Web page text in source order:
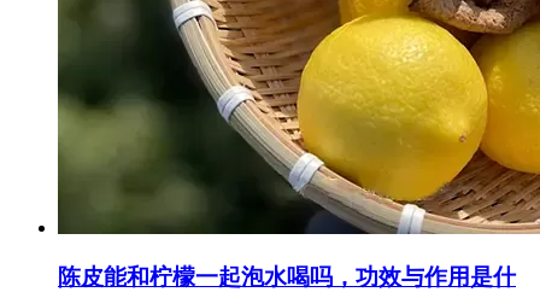
陈皮能和柠檬一起泡水喝吗，功效与作用是什